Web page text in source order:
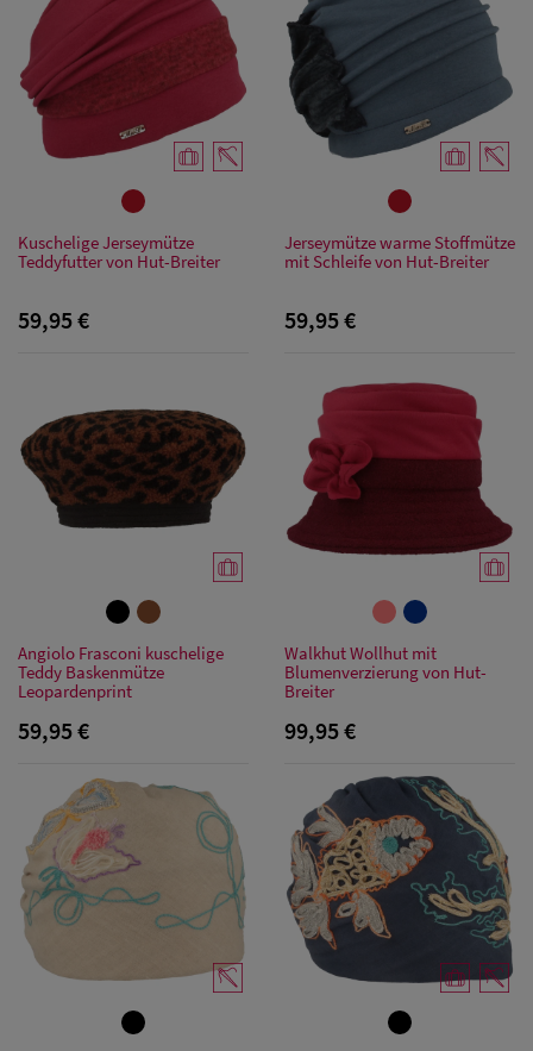
Kuschelige Jerseymütze
Teddyfutter von Hut-Breiter
59,95 €
Jerseymütze warme Stoffmütze
mit Schleife von Hut-Breiter
59,95 €
Angiolo Frasconi kuschelige
Teddy Baskenmütze
Leopardenprint
59,95 €
Walkhut Wollhut mit
Blumenverzierung von Hut-
Breiter
99,95 €